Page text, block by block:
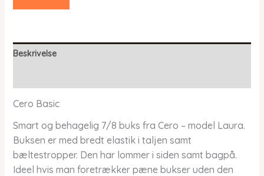
Beskrivelse
Cero Basic
Smart og behagelig 7/8 buks fra Cero – model Laura.
Buksen er med bredt elastik i taljen samt
bæltestropper. Den har lommer i siden samt bagpå.
Ideel hvis man foretrækker pæne bukser uden den